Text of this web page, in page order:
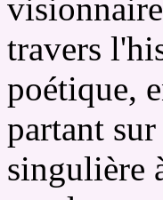
travers
poétique,
partant
singulière